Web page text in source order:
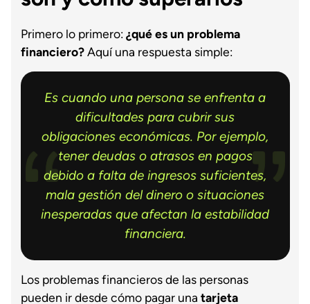
Primero lo primero: ¿qué es un problema
financiero?Aquí una respuesta simple:
Es cuando una persona se enfrenta a
dificultades para cubrir sus
obligaciones económicas. Por ejemplo,
tener deudas o atrasos en pagos
debido a falta de ingresos suficientes,
mala gestión del dinero o situaciones
inesperadas que afectan la estabilidad
financiera.
Los problemas financieros de las personas
pueden ir desde cómo pagar una tarjeta